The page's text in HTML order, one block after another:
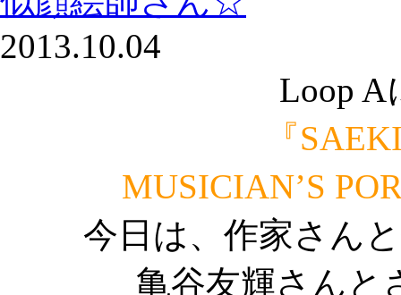
2013.10.04
Loop A
『
MUSICIAN’S
今日は、作家さん
亀谷友輝さんと